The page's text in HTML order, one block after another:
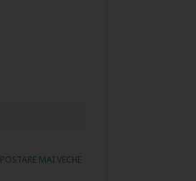
POSTARE MAI VECHE